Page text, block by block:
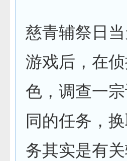
慈青辅祭日
游戏后，在
色，调查一
同的任务，
务其实是有